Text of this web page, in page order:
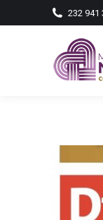
232 941